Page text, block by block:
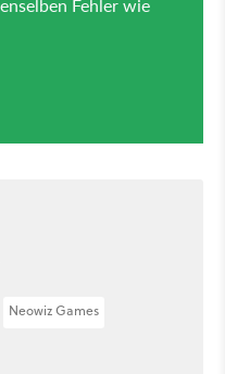
Neowiz Games